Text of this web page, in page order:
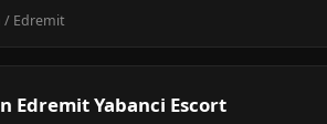
/ Edremit
Edremit Yabanci Escort